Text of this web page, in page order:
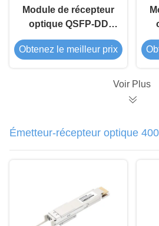
Module de récepteur
optique QSFP-DD
800G ZR PRO
Obtenez le meilleur prix
Voir Plus
Émetteur-récepteur optique